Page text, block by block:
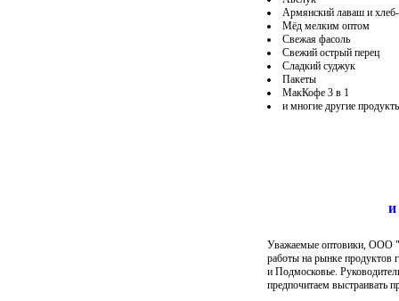
Армянский лаваш и
Мёд мелким оптом
Свежая фасоль
Свежий острый перец
Сладкий суджук
Пакеты
МакКофе 3 в 1
и многие другие
и
Уважаемые оптовики, ООО
работы на рынке
и Подмосковье .
предпочитаем выстраивать